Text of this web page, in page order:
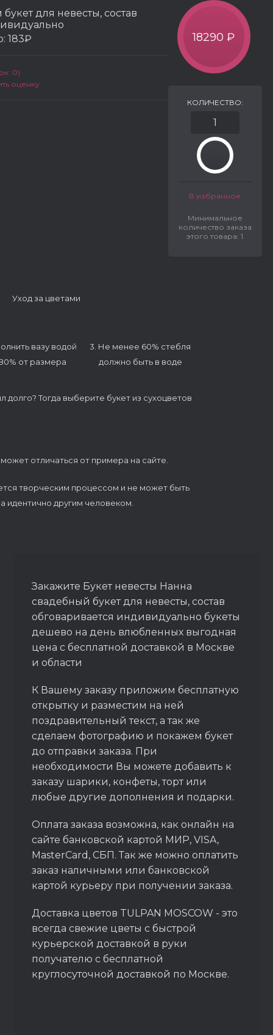
для невесты, состав
183₽
0)
оценку
18290 ₽
КОЛИЧЕСТВО:
В избранное
Минимальное
количество заказа
этого товара: 1
Уход за цветами
вазу водой
от размера
3. Не менее 60% стебля
должно быть в воде
долго? Тогда выберите букет из сухоцветов
отличаться от примера на сайте.
творческим процессом и не может быть
идентично другим человеком.
Закажите Букет невесты Нанна
свадебный букет для невесты, состав
обговаривается индивидуально букеты
дешево на день влюбленных выгодная
цена с бесплатной доставкой в Москве
и области
К Вашему заказу приложим бесплатную
открытку и разместим на ней
поздравительный текст, а так же
сделаем фотографию и покажем букет
до отправки заказа. При
необходимости Вы можете добавить к
заказу шарики, конфеты, торт или
любые другие дополнения и подарки.
Оплата заказа возможна, как онлайн на
сайте банковской картой МИР, VISA,
MasterCard, СБП. Так же можно оплатить
заказ наличными или банковской
картой курьеру при получении заказа.
Доставка цветов TULPAN MOSCOW - это
всегда свежие цветы с быстрой
курьерской доставкой в руки
получателю с бесплатной
круглосуточной доставкой по Москве.